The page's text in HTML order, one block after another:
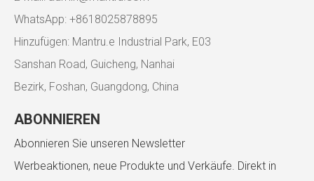
WhatsApp: +8618025878895
Hinzufügen: Mantru.e Industrial Park, E03
Sanshan Road, Guicheng, Nanhai
Bezirk, Foshan, Guangdong, China
ABONNIEREN
Abonnieren Sie unseren Newsletter
Werbeaktionen, neue Produkte und Verkäufe. Direkt in